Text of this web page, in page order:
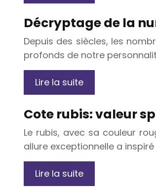
Décryptage de la
Depuis des siècles, les
profonds de notre
Lire la suite
Cote rubis: valeur
Le rubis, avec sa couleur
allure exceptionnelle a
Lire la suite